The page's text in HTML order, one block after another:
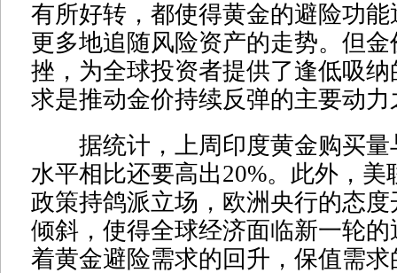
有所好转，都使得黄金的避险功
更多地追随风险资产的走势。但
挫，为全球投资者提供了逢低吸
求是推动金价持续反弹的主要动力
据统计，上周印度黄金购买量
水平相比还要高出20%。此外，美
政策持鸽派立场，欧洲央行的态
倾斜，使得全球经济面临新一轮
着黄金避险需求的回升，保值需